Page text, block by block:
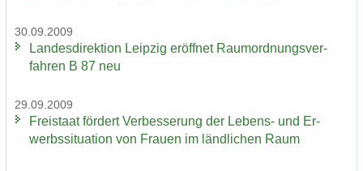
30.09.2009
Lan­des­di­rek­ti­on Leip­zig er­öff­net Raum­ord­nungs­ver­
fah­ren B 87 neu
29.09.2009
Frei­staat för­dert Ver­bes­se­rung der Lebens-​ und Er­
werbs­si­tua­ti­on von Frau­en im länd­li­chen Raum